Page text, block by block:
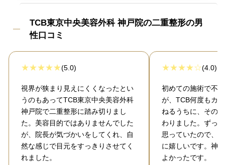
TCB東京中央美容外科 神戸院の二重整形の男
性口コミ
(5.0)
視界が狭まり見えにくくなったとい
うのもあってTCB東京中央美容外科
神戸院で二重整形に踏み切りまし
た。美容目的ではありませんでした
が、院長が気づかいをしてくれ、自
然な感じで目元をすっきりさせてく
れました。
(4.0)
初めての施術で不
が、TCB何度もカ
ねるうちに、その
わりました。ずっ
思っていたので、
に嬉しいです。神
よかったです。